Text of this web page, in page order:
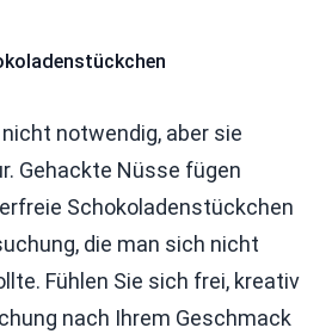
notwendig, aber sie
Gehackte Nüsse fügen
Schokoladenstückchen
die man sich nicht
Fühlen Sie sich frei, kreativ
nach Ihrem Geschmack